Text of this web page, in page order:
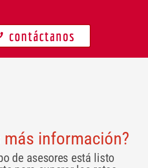
contáctanos
más información?
de asesores está listo